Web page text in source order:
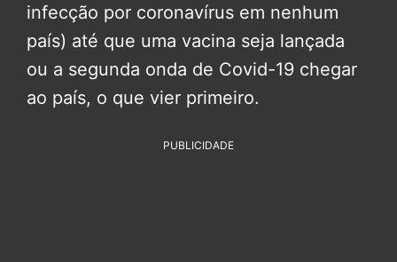
infecção por coronavírus em nenhum
país) até que uma vacina seja lançada
ou a segunda onda de Covid-19 chegar
ao país, o que vier primeiro.
PUBLICIDADE